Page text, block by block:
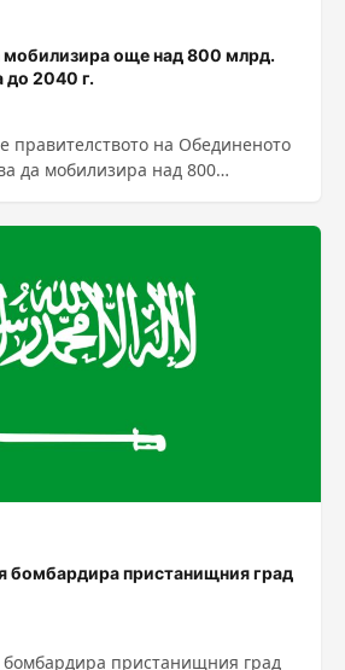
мобилизира още над 800 млрд.
до 2040 г.
правителството на Обединеното
да мобилизира над 800
бомбардира пристанищния град
бомбардира пристанищния град